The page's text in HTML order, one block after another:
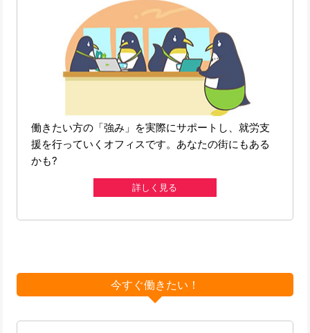
働きたい方の「強み」を実際にサポートし、就労支
援を行っていくオフィスです。あなたの街にもある
かも?
詳しく見る
今すぐ働きたい！